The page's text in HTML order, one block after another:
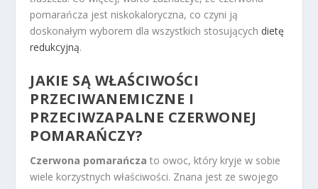
pomarańcza jest niskokaloryczna, co czyni ją
doskonałym wyborem dla wszystkich stosujących dietę
redukcyjną.
JAKIE SĄ WŁAŚCIWOŚCI
PRZECIWANEMICZNE I
PRZECIWZAPALNE CZERWONEJ
POMARAŃCZY?
Czerwona pomarańcza to owoc, który kryje w sobie
wiele korzystnych właściwości. Znana jest ze swojego